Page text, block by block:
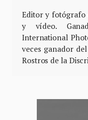
Editor y fotógrafo
y vídeo.
International
veces ganador
Rostros de la